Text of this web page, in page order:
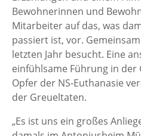
Bewohnerinnen und
Mitarbeiter auf das, was
passiert ist, vor.
letzten Jahr besucht. Eine
einfühlsame Führung in
Opfer der NS-Euthanasie
der Greueltaten.
„Es ist uns ein großes